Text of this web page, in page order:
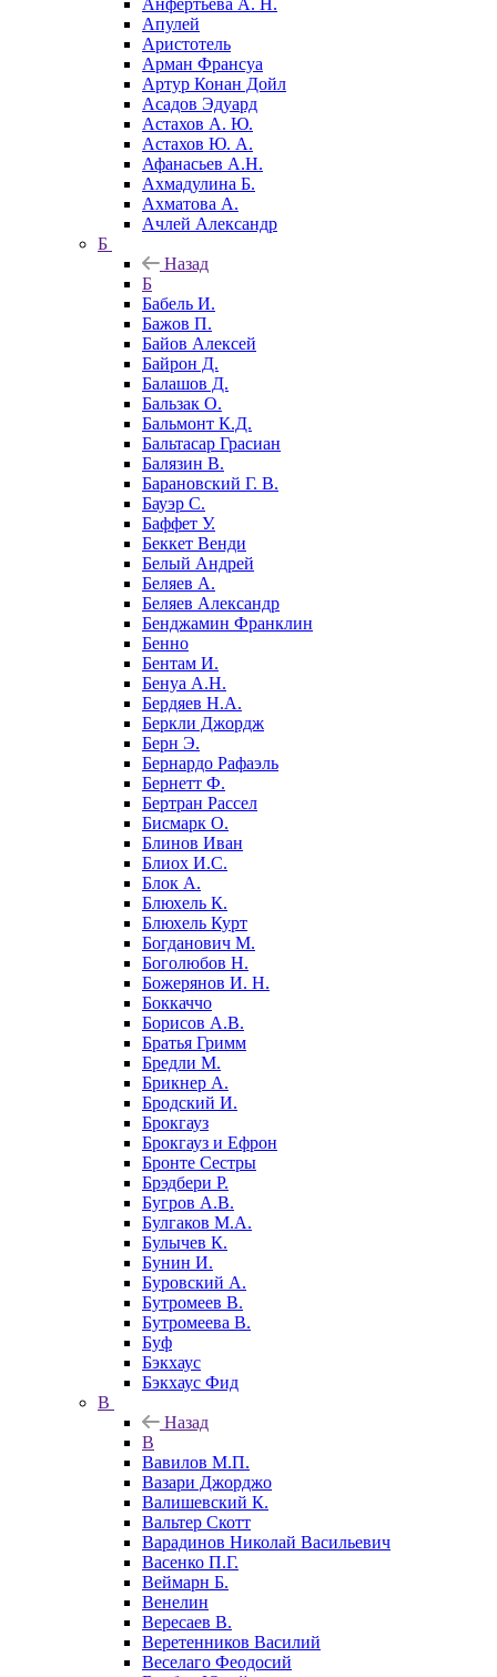
Анфертьева А. Н.
Апулей
Аристотель
Арман Франсуа
Артур Конан Дойл
Асадов Эдуард
Астахов А. Ю.
Астахов Ю. А.
Афанасьев А.Н.
Ахмадулина Б.
Ахматова А.
Ачлей Александр
Б
Назад
Б
Бабель И.
Бажов П.
Байов Алексей
Байрон Д.
Балашов Д.
Бальзак О.
Бальмонт К.Д.
Бальтасар Грасиан
Балязин В.
Барановский Г. В.
Бауэр С.
Баффет У.
Беккет Венди
Белый Андрей
Беляев А.
Беляев Александр
Бенджамин Франклин
Бенно
Бентам И.
Бенуа А.Н.
Бердяев Н.А.
Беркли Джордж
Берн Э.
Бернардо Рафаэль
Бернетт Ф.
Бертран Рассел
Бисмарк О.
Блинов Иван
Блиох И.С.
Блок А.
Блюхель К.
Блюхель Курт
Богданович М.
Боголюбов Н.
Божерянов И. Н.
Боккаччо
Борисов А.В.
Братья Гримм
Бредли М.
Брикнер А.
Бродский И.
Брокгауз
Брокгауз и Ефрон
Бронте Сестры
Брэдбери Р.
Бугров А.В.
Булгаков М.А.
Булычев К.
Бунин И.
Буровский А.
Бутромеев В.
Бутромеева В.
Буф
Бэкхаус
Бэкхаус Фид
В
Назад
В
Вавилов М.П.
Вазари Джорджо
Валишевский К.
Вальтер Скотт
Варадинов Николай Васильевич
Васенко П.Г.
Веймарн Б.
Венелин
Вересаев В.
Веретенников Василий
Веселаго Феодосий